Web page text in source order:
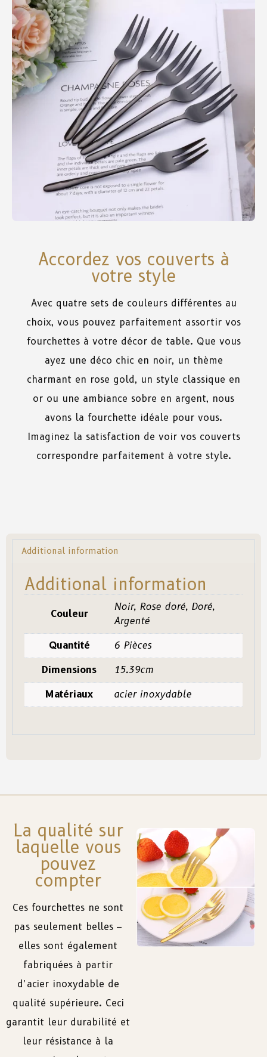
Accordez vos couverts à
votre style
Avec quatre sets de couleurs différentes au
choix, vous pouvez parfaitement assortir vos
fourchettes à votre décor de table. Que vous
ayez une déco chic en noir, un thème
charmant en rose gold, un style classique en
or ou une ambiance sobre en argent, nous
avons la fourchette idéale pour vous.
Imaginez la satisfaction de voir vos couverts
correspondre parfaitement à votre style.
Additional information
Additional information
Couleur
Noir, Rose doré, Doré,
Argenté
Quantité 6 Pièces
Dimensions 15.39cm
Matériaux acier inoxydable
La qualité sur
laquelle vous
pouvez
compter
Ces fourchettes ne sont
pas seulement belles –
elles sont également
fabriquées à partir
d’acier inoxydable de
qualité supérieure. Ceci
garantit leur durabilité et
leur résistance à la